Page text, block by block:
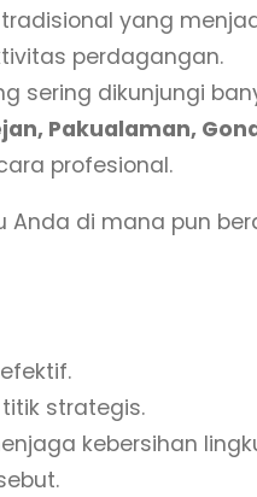
yang
perdagangan.
sering dikunjungi
Pakualaman,
profesional.
di mana pun
strategis.
kebersihan